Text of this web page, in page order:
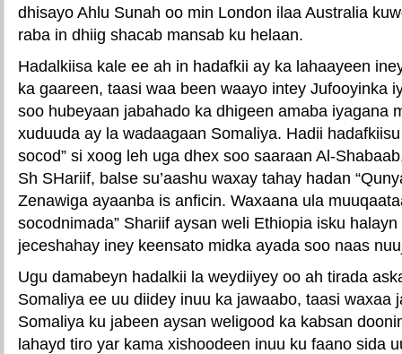
dhisayo Ahlu Sunah oo min London ilaa Australia
raba in dhiig shacab mansab ku helaan.
Hadalkiisa kale ee ah in hadafkii ay ka lahaayeen
ka gaareen, taasi waa been waayo intey Jufooyinka
soo hubeyaan jabahado ka dhigeen amaba iyagana
xuduuda ay la wadaagaan Somaliya. Hadii
socod” si xoog leh uga dhex soo saaraan Al-
Sh SHariif, balse su’aashu waxay tahay hadan
Zenawiga ayaanba is anficin. Waxaana ula
socodnimada” Shariif aysan weli Ethiopia isku
jeceshahay iney keensato midka ayada soo naas
Ugu damabeyn hadalkii la weydiiyey oo ah tirada
Somaliya ee uu diidey inuu ka jawaabo, taasi waxaa
Somaliya ku jabeen aysan weligood ka kabsan
lahayd tiro yar kama xishoodeen inuu ku faano sida